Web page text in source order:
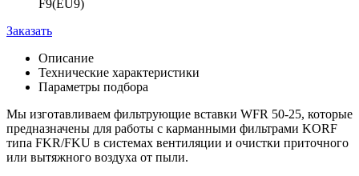
F9(EU9)
Заказать
Описание
Технические характеристики
Параметры подбора
Мы изготавливаем фильтрующие вставки WFR 50-25, которые
предназначены для работы с карманными фильтрами KORF
типа FKR/FKU в системах вентиляции и очистки приточного
или вытяжного воздуха от пыли.